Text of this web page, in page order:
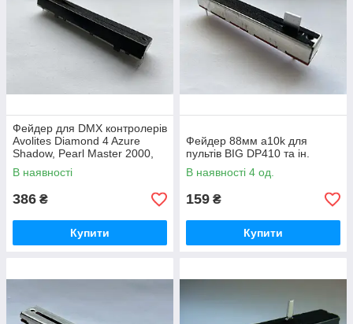
Фейдер для DMX контролерів
Avolites Diamond 4 Azure
Shadow, Pearl Master 2000,
2004, 2008, 2010
В наявності
386 ₴
Купити
Фейдер 88мм a10k для
пультів BIG DP410 та ін.
В наявності 4 од.
159 ₴
Купити